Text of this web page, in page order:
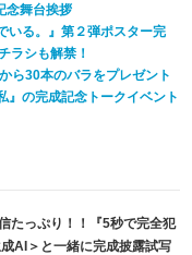
念舞台挨拶
いる。』第２弾ポスター完
ラシも解禁！
ら30本のバラをプレゼント
』の完成記念トークイベント
たっぷり！！『5秒で完全犯
AI＞と一緒に完成披露試写